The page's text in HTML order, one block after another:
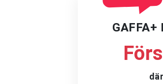
GAFFA+